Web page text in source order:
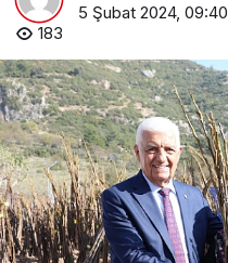
5 Şubat 2024, 09:40
183